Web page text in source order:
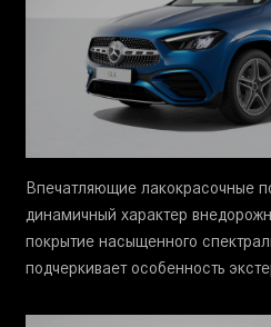
Впечатляющие лакокрасочные
динамичный характер
покрытие насыщенного
подчеркивает особенность